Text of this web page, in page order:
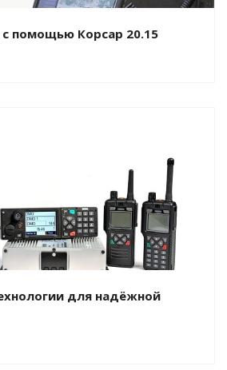
помощью Корсар 20.15
для надёжной